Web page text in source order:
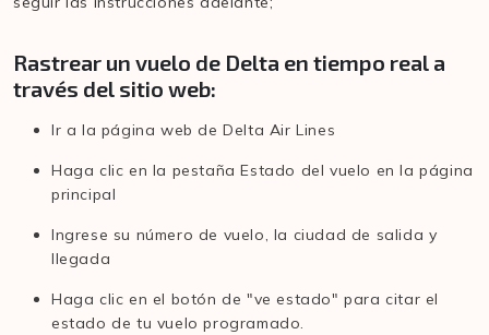
Rastrear un vuelo de Delta en tiempo real a
través del sitio web:
Ir a la página web de Delta Air Lines
Haga clic en la pestaña Estado del vuelo en la página
principal
Ingrese su número de vuelo, la ciudad de salida y
llegada
Haga clic en el botón de "ve estado" para citar el
estado de tu vuelo programado.